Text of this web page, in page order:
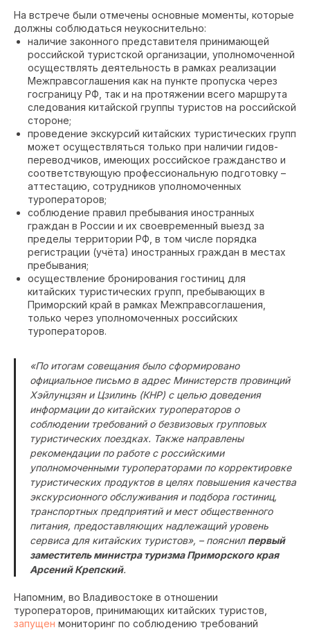
На встрече были отмечены основные моменты, которые
должны соблюдаться неукоснительно:
наличие законного представителя принимающей
российской туристской организации, уполномоченной
осуществлять деятельность в рамках реализации
Межправсоглашения как на пункте пропуска через
госграницу РФ, так и на протяжении всего маршрута
следования китайской группы туристов на российской
стороне;
проведение экскурсий китайских туристических групп
может осуществляться только при наличии гидов-
переводчиков, имеющих российское гражданство и
соответствующую профессиональную подготовку –
аттестацию, сотрудников уполномоченных
туроператоров;
соблюдение правил пребывания иностранных
граждан в России и их своевременный выезд за
пределы территории РФ, в том числе порядка
регистрации (учёта) иностранных граждан в местах
пребывания;
осуществление бронирования гостиниц для
китайских туристических групп, пребывающих в
Приморский край в рамках Межправсоглашения,
только через уполномоченных российских
туроператоров.
«По итогам совещания было сформировано
официальное письмо в адрес Министерств провинций
Хэйлунцзян и Цзилинь (КНР) с целью доведения
информации до китайских туроператоров о
соблюдении требований о безвизовых групповых
туристических поездках. Также направлены
рекомендации по работе с российскими
уполномоченными туроператорами по корректировке
туристических продуктов в целях повышения качества
экскурсионного обслуживания и подбора гостиниц,
транспортных предприятий и мест общественного
питания, предоставляющих надлежащий уровень
сервиса для китайских туристов», – пояснил первый
заместитель министра туризма Приморского края
Арсений Крепский.
Напомним, во Владивостоке в отношении
туроператоров, принимающих китайских туристов,
запущен мониторинг по соблюдению требований